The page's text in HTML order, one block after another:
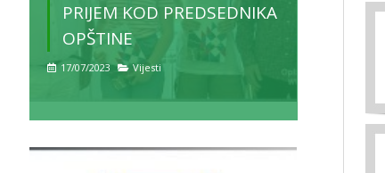
PRIJEM KOD PREDSEDNIKA
OPŠTINE
17/07/2023 Vijesti